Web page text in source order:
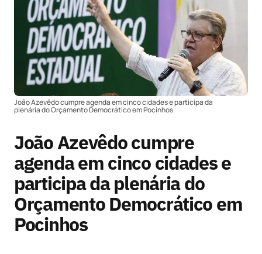
João Azevêdo cumpre agenda em cinco cidades e participa da
plenária do Orçamento Democrático em Pocinhos
João Azevêdo cumpre
agenda em cinco cidades e
participa da plenária do
Orçamento Democrático em
Pocinhos